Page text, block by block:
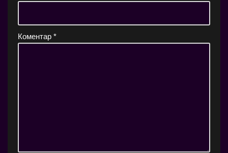
Коментар *